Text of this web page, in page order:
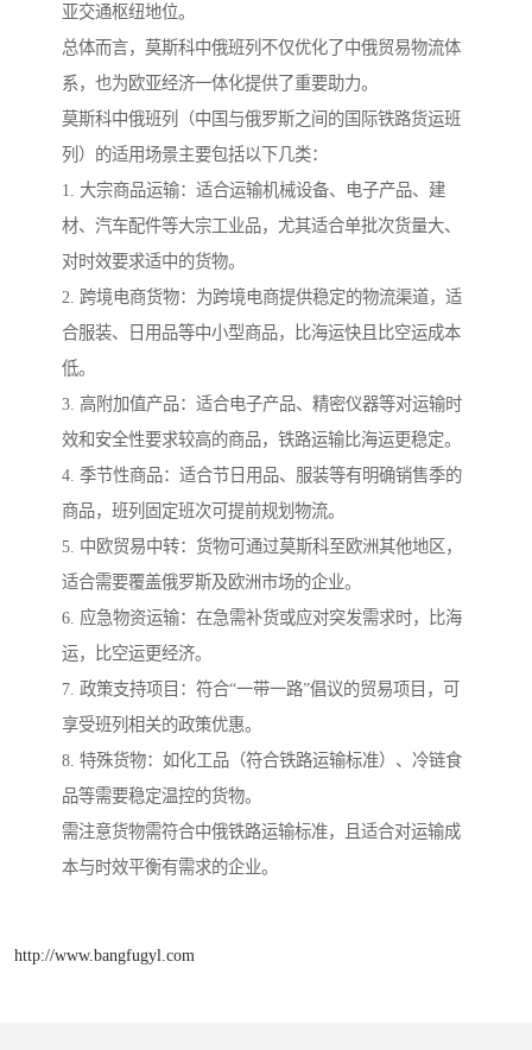
亚交通枢纽地位。
总体而言，莫斯科中俄班列不仅优化了中俄贸易物流体
系，也为欧亚经济一体化提供了重要助力。
莫斯科中俄班列（中国与俄罗斯之间的国际铁路货运班
列）的适用场景主要包括以下几类：
1. 大宗商品运输：适合运输机械设备、电子产品、建
材、汽车配件等大宗工业品，尤其适合单批次货量大、
对时效要求适中的货物。
2. 跨境电商货物：为跨境电商提供稳定的物流渠道，适
合服装、日用品等中小型商品，比海运快且比空运成本
低。
3. 高附加值产品：适合电子产品、精密仪器等对运输时
效和安全性要求较高的商品，铁路运输比海运更稳定。
4. 季节性商品：适合节日用品、服装等有明确销售季的
商品，班列固定班次可提前规划物流。
5. 中欧贸易中转：货物可通过莫斯科至欧洲其他地区，
适合需要覆盖俄罗斯及欧洲市场的企业。
6. 应急物资运输：在急需补货或应对突发需求时，比海
运，比空运更经济。
7. 政策支持项目：符合“一带一路”倡议的贸易项目，可
享受班列相关的政策优惠。
8. 特殊货物：如化工品（符合铁路运输标准）、冷链食
品等需要稳定温控的货物。
需注意货物需符合中俄铁路运输标准，且适合对运输成
本与时效平衡有需求的企业。
http://www.bangfugyl.com